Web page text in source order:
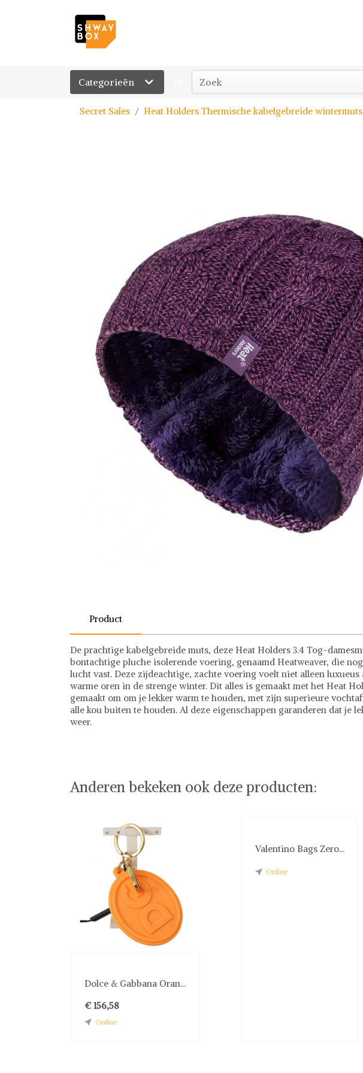
Categorieën
Secret Sales Heat Holders Thermische kabelgebreide
Product
De prachtige kabelgebreide muts, deze Heat Holders 3.4 Tog-
bontachtige pluche isolerende voering, genaamd Heatweaver, die
lucht vast. Deze zijdeachtige, zachte voering voelt niet alleen luxueus
warme oren in de strenge winter. Dit alles is gemaakt met het Heat
gemaakt om om je lekker warm te houden, met zijn superieure
alle kou buiten te houden. Al deze eigenschappen garanderen dat je
weer.
Anderen bekeken ook deze producten:
Dolce & Gabbana Oran...
€ 156,58
Online
Valentino Bags Zero...
Online